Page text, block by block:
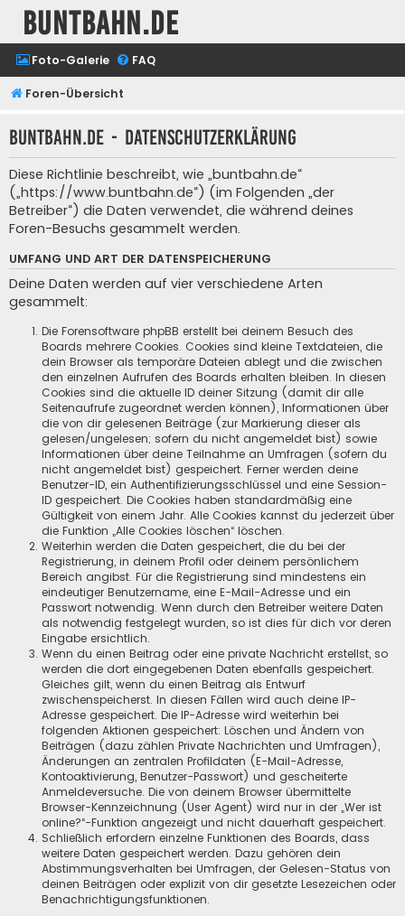
buntbahn.de
Foto-Galerie FAQ
Foren-Übersicht
buntbahn.de - Datenschutzerklärung
Diese Richtlinie beschreibt, wie „buntbahn.de“
(„https://www.buntbahn.de“) (im Folgenden „der
Betreiber“) die Daten verwendet, die während deines
Foren-Besuchs gesammelt werden.
UMFANG UND ART DER DATENSPEICHERUNG
Deine Daten werden auf vier verschiedene Arten
gesammelt:
Die Forensoftware phpBB erstellt bei deinem Besuch des
Boards mehrere Cookies. Cookies sind kleine Textdateien, die
dein Browser als temporäre Dateien ablegt und die zwischen
den einzelnen Aufrufen des Boards erhalten bleiben. In diesen
Cookies sind die aktuelle ID deiner Sitzung (damit dir alle
Seitenaufrufe zugeordnet werden können), Informationen über
die von dir gelesenen Beiträge (zur Markierung dieser als
gelesen/ungelesen; sofern du nicht angemeldet bist) sowie
Informationen über deine Teilnahme an Umfragen (sofern du
nicht angemeldet bist) gespeichert. Ferner werden deine
Benutzer-ID, ein Authentifizierungsschlüssel und eine Session-
ID gespeichert. Die Cookies haben standardmäßig eine
Gültigkeit von einem Jahr. Alle Cookies kannst du jederzeit über
die Funktion „Alle Cookies löschen“ löschen.
Weiterhin werden die Daten gespeichert, die du bei der
Registrierung, in deinem Profil oder deinem persönlichem
Bereich angibst. Für die Registrierung sind mindestens ein
eindeutiger Benutzername, eine E-Mail-Adresse und ein
Passwort notwendig. Wenn durch den Betreiber weitere Daten
als notwendig festgelegt wurden, so ist dies für dich vor deren
Eingabe ersichtlich.
Wenn du einen Beitrag oder eine private Nachricht erstellst, so
werden die dort eingegebenen Daten ebenfalls gespeichert.
Gleiches gilt, wenn du einen Beitrag als Entwurf
zwischenspeicherst. In diesen Fällen wird auch deine IP-
Adresse gespeichert. Die IP-Adresse wird weiterhin bei
folgenden Aktionen gespeichert: Löschen und Ändern von
Beiträgen (dazu zählen Private Nachrichten und Umfragen),
Änderungen an zentralen Profildaten (E-Mail-Adresse,
Kontoaktivierung, Benutzer-Passwort) und gescheiterte
Anmeldeversuche. Die von deinem Browser übermittelte
Browser-Kennzeichnung (User Agent) wird nur in der „Wer ist
online?“-Funktion angezeigt und nicht dauerhaft gespeichert.
Schließlich erfordern einzelne Funktionen des Boards, dass
weitere Daten gespeichert werden. Dazu gehören dein
Abstimmungsverhalten bei Umfragen, der Gelesen-Status von
deinen Beiträgen oder explizit von dir gesetzte Lesezeichen oder
Benachrichtigungsfunktionen.